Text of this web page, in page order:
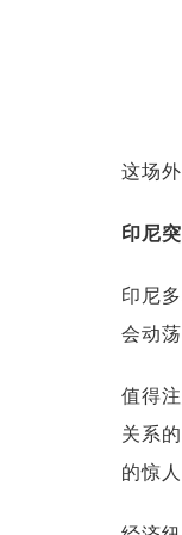
这场
印尼
印尼
会动
值得
关系
的惊